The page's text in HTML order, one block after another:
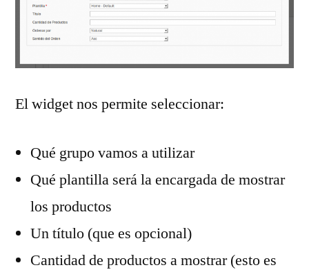
El widget nos permite seleccionar:
Qué grupo vamos a utilizar
Qué plantilla será la encargada de mostrar
los productos
Un título (que es opcional)
Cantidad de productos a mostrar (esto es